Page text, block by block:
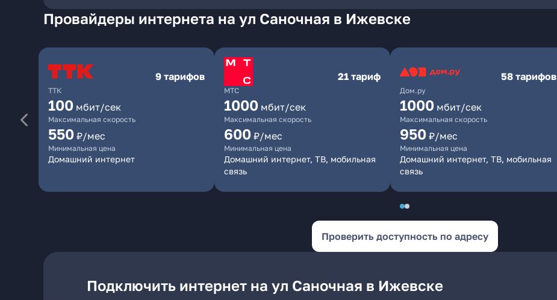
Провайдеры интернета на ул Саночная в Ижевске
ТТК
9 тарифов
100 мбит/сек
Максимальная скорость
550 ₽/мес
Минимальная цена
Домашний интернет
МТС
21 тариф
1000 мбит/сек
Максимальная скорость
600 ₽/мес
Минимальная цена
Домашний интернет, ТВ, мобильная
связь
Дом.ру
58 тарифов
1000 мбит/сек
Максимальная скорость
950 ₽/мес
Минимальная цена
Домашний интернет, ТВ, мобильная
связь
Проверить доступность по адресу
Подключить интернет на ул Саночная в Ижевске